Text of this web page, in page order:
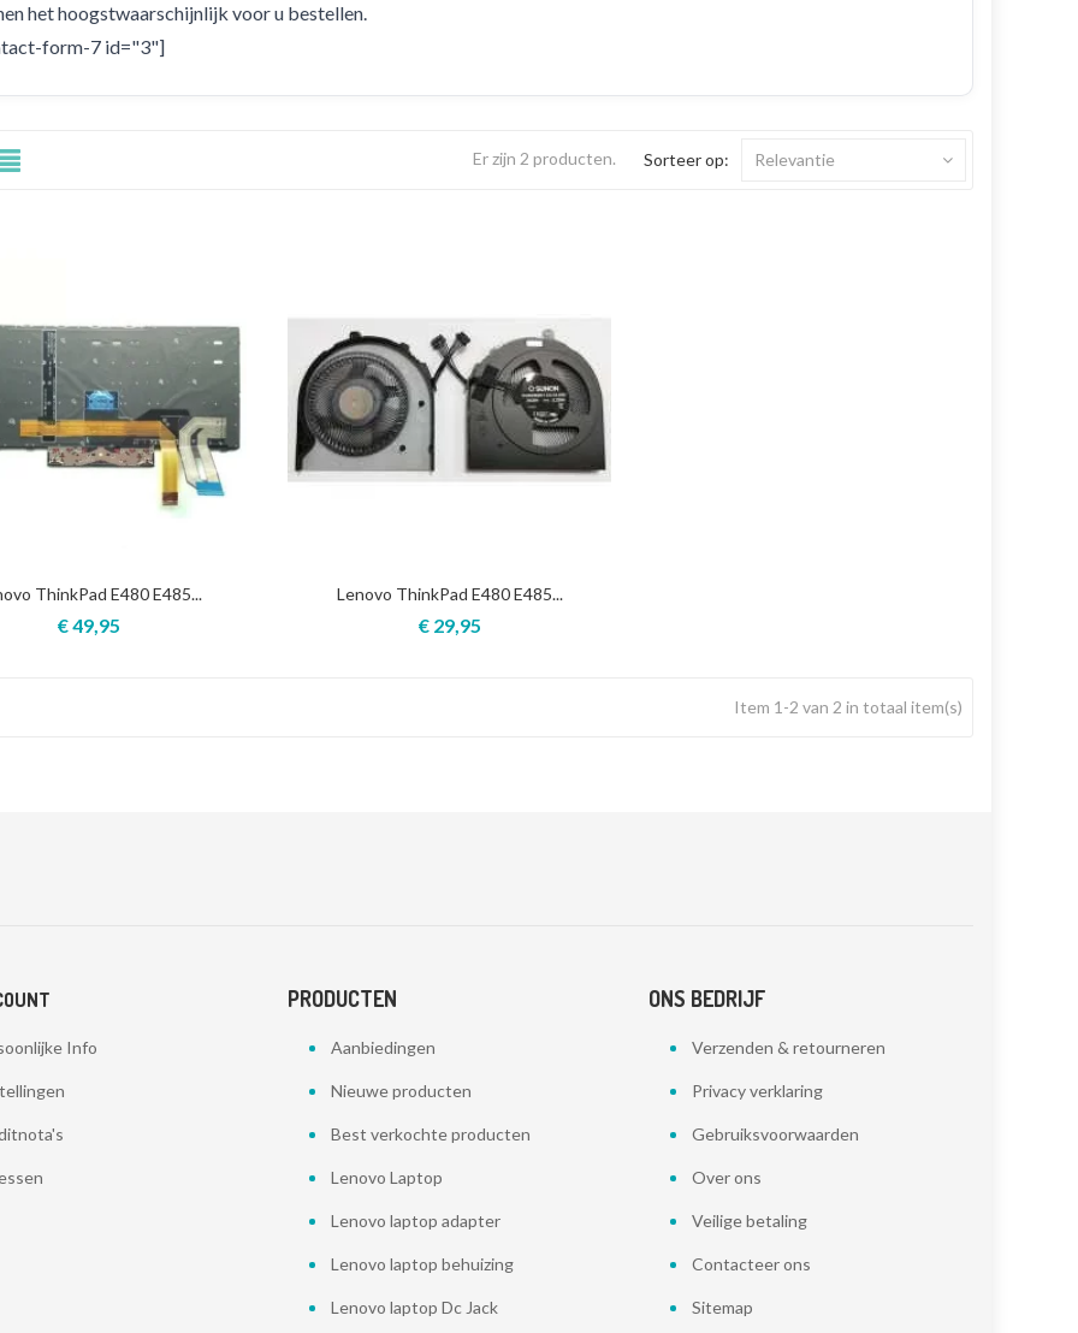
het hoogstwaarschijnlijk voor u bestellen.
form-7 id="3"]
Er zijn 2 producten. Sorteer op: Relevantie
ThinkPad E480 E485...
€ 49,95
Lenovo ThinkPad E480 E485...
€ 29,95
Item 1-2 van 2 in totaal item(s)
Info
PRODUCTEN
Aanbiedingen
Nieuwe producten
Best verkochte producten
Lenovo Laptop
Lenovo laptop adapter
Lenovo laptop behuizing
Lenovo laptop Dc Jack
ONS BEDRIJF
Verzenden & retourneren
Privacy verklaring
Gebruiksvoorwaarden
Over ons
Veilige betaling
Contacteer ons
Sitemap